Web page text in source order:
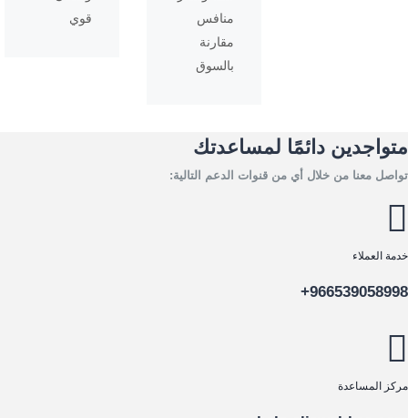
منافس
مقارنة
بالسوق
قوي
متواجدين دائمًا لمساعدتك
تواصل معنا من خلال أي من قنوات الدعم التالية:
خدمة العملاء
966539058998+
مركز المساعدة